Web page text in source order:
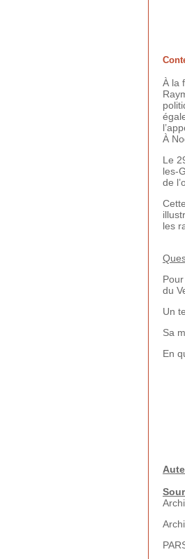
À la
À
Le
les-
de
les
du
Un
Sa
En